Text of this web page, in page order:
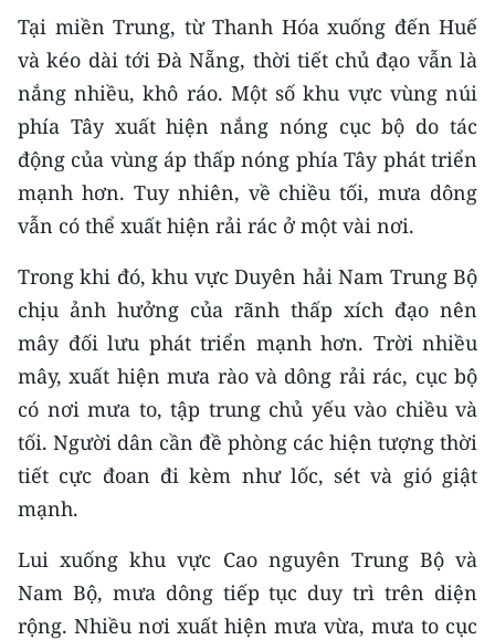
Video
Media Chính trị
Media Kinh tế
Media Văn hóa
Media Xã hội
Media Pháp luật
Media Du lịch
Media Thế giới
Media Thể thao
Media Giáo dục
Media Y tế
Media Khoa học - Công nghệ
Media Môi trường
Tại miền Trung, từ Thanh Hóa xuống đến Huế
và kéo dài tới Đà Nẵng, thời tiết chủ đạo vẫn là
nắng nhiều, khô ráo. Một số khu vực vùng núi
phía Tây xuất hiện nắng nóng cục bộ do tác
động của vùng áp thấp nóng phía Tây phát triển
mạnh hơn. Tuy nhiên, về chiều tối, mưa dông
vẫn có thể xuất hiện rải rác ở một vài nơi.
Trong khi đó, khu vực Duyên hải Nam Trung Bộ
chịu ảnh hưởng của rãnh thấp xích đạo nên
mây đối lưu phát triển mạnh hơn. Trời nhiều
mây, xuất hiện mưa rào và dông rải rác, cục bộ
có nơi mưa to, tập trung chủ yếu vào chiều và
tối. Người dân cần đề phòng các hiện tượng thời
tiết cực đoan đi kèm như lốc, sét và gió giật
mạnh.
Lui xuống khu vực Cao nguyên Trung Bộ và
Nam Bộ, mưa dông tiếp tục duy trì trên diện
rộng. Nhiều nơi xuất hiện mưa vừa, mưa to cục